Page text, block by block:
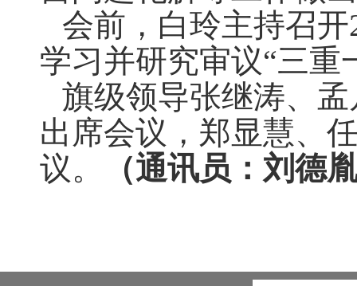
会前，白玲主持召开
学习并研究审议“三重
旗级领导张继涛、
出席会议，郑显慧、
议。 （通讯员：刘德